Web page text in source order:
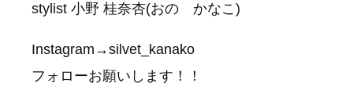
stylist 小野 桂奈杏(おの かなこ)
Instagram→silvet_kanako
フォローお願いします！！